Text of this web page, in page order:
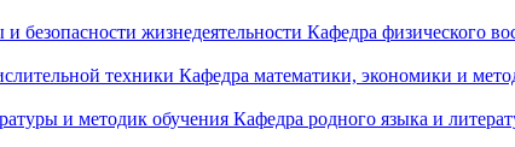
безопасности жизнедеятельности Кафедра физического
техники Кафедра математики, экономики и
и методик обучения Кафедра родного языка и